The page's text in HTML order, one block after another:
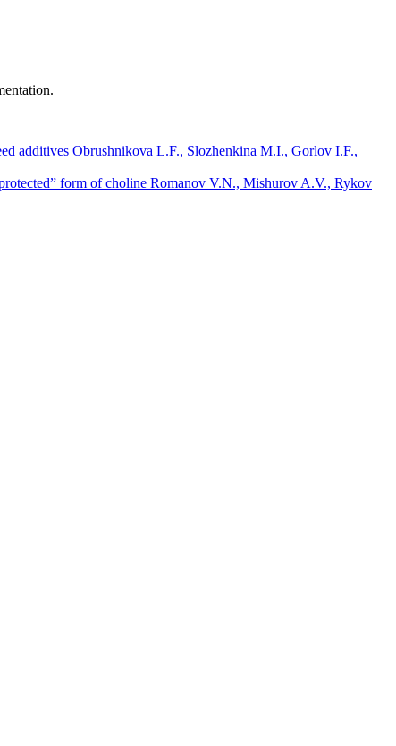
additives Obrushnikova L.F., Slozhenkina M.I., Gorlov I.F.,
form of choline Romanov V.N., Mishurov A.V., Rykov